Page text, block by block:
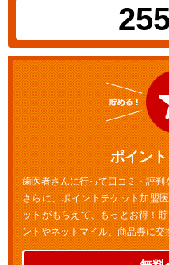
ポイン
歯医者さんに行って口コミ・評
さらに、ポイントチケット加盟
ットがもらえて、もっとお得！
ントやネットマイル、商品券に交